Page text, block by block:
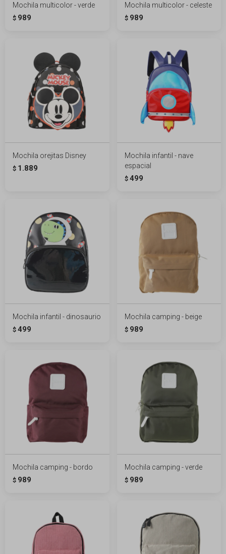
Mochila multicolor - verde
$ 989
Mochila multicolor - celeste
$ 989
Mochila orejitas Disney
$ 1.889
Mochila infantil - nave
espacial
$ 499
Mochila infantil - dinosaurio
$ 499
Mochila camping - beige
$ 989
Mochila camping - bordo
$ 989
Mochila camping - verde
$ 989